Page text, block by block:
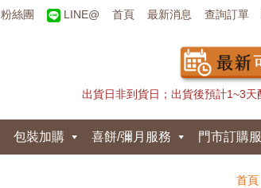
粉絲團 LINE@ 首頁 最新消息 查詢訂單
出貨日非到貨日；出貨後預計1~3
包裝加購 喜餅/彌月服務 門市訂購
首頁